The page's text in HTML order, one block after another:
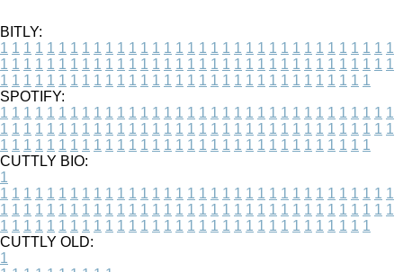
BITLY:
1 1 1 1 1 1 1 1 1 1 1 1 1 1 1 1 1 1 1 1 1 1 1 1 1 1 1 1 1 1 1 1 1 1
1 1 1 1 1 1 1 1 1 1 1 1 1 1 1 1 1 1 1 1 1 1 1 1 1 1 1 1 1 1 1 1 1 1
1 1 1 1 1 1 1 1 1 1 1 1 1 1 1 1 1 1 1 1 1 1 1 1 1 1 1 1 1 1 1 1
SPOTIFY:
1 1 1 1 1 1 1 1 1 1 1 1 1 1 1 1 1 1 1 1 1 1 1 1 1 1 1 1 1 1 1 1 1 1
1 1 1 1 1 1 1 1 1 1 1 1 1 1 1 1 1 1 1 1 1 1 1 1 1 1 1 1 1 1 1 1 1 1
1 1 1 1 1 1 1 1 1 1 1 1 1 1 1 1 1 1 1 1 1 1 1 1 1 1 1 1 1 1 1 1
CUTTLY BIO:
1
1 1 1 1 1 1 1 1 1 1 1 1 1 1 1 1 1 1 1 1 1 1 1 1 1 1 1 1 1 1 1 1 1 1
1 1 1 1 1 1 1 1 1 1 1 1 1 1 1 1 1 1 1 1 1 1 1 1 1 1 1 1 1 1 1 1 1 1
1 1 1 1 1 1 1 1 1 1 1 1 1 1 1 1 1 1 1 1 1 1 1 1 1 1 1 1 1 1 1 1
CUTTLY OLD:
1